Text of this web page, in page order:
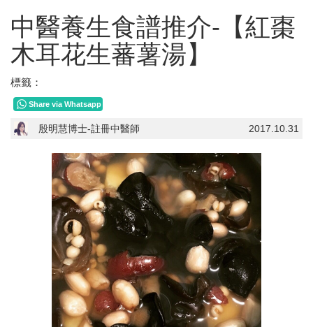
中醫養生食譜推介-【紅棗
木耳花生蕃薯湯】
標籤：
Share via Whatsapp
2017.10.31
殷明慧博士-註冊中醫師